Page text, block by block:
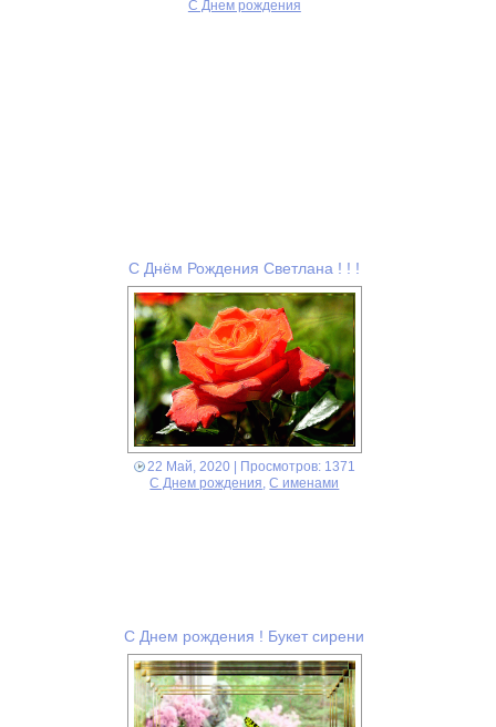
С Днем рождения
С Днём Рождения Светлана ! ! !
22 Май, 2020| Просмотров: 1371
С Днем рождения ,С именами
С Днем рождения ! Букет сирени